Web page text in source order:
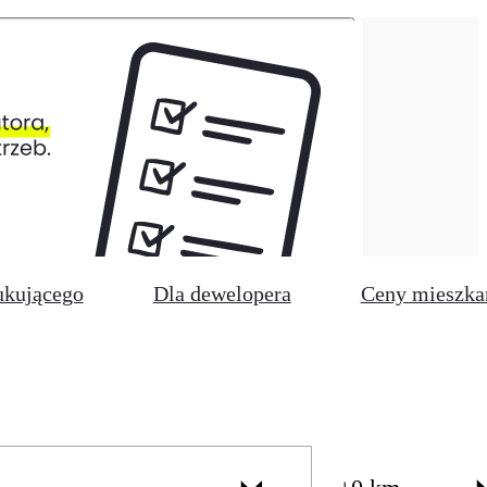
Dla dewelopera Ceny